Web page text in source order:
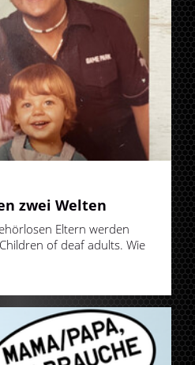
zwei Welten
Eltern werden
of deaf adults. Wie